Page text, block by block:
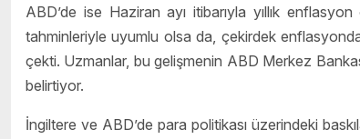
ABD’de ise Haziran ayı itibarıyla yıllık
tahminleriyle uyumlu olsa da, çekirdek enflasyonda
çekti. Uzmanlar, bu gelişmenin ABD Merkez
belirtiyor.
İngiltere ve ABD’de para politikası üzerindeki